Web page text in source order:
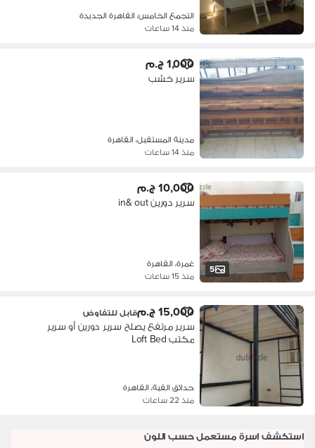
التجمع الخامس، القاهرة الجديدة
منذ 14 ساعات
1,000 ج.م
سرير خشب
مدينة المستقبل، القاهرة
منذ 14 ساعات
5
10,000 ج.م
سرير دورين in& out
غمرة، القاهرة
منذ 15 ساعات
15,000 ج.م قابل للتفاوض
سرير مرتفع يصلح سرير دورين أو سرير
مكتب Loft Bed
حدائق القبة، القاهرة
منذ 22 ساعات
استكشف اسرة مستعمل حسب اللون